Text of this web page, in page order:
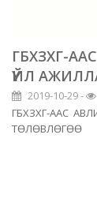
ГБХЗХГ-
ҮЙЛ
2019-10-29 -
ГБХЗХГ-ААС
ТӨЛӨВЛӨГӨӨ